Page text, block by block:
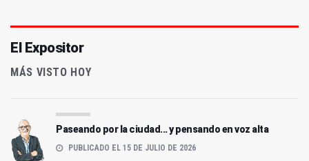
El Expositor
MÁS VISTO HOY
Paseando por la ciudad... y pensando en voz alta
PUBLICADO EL 15 DE JULIO DE 2026